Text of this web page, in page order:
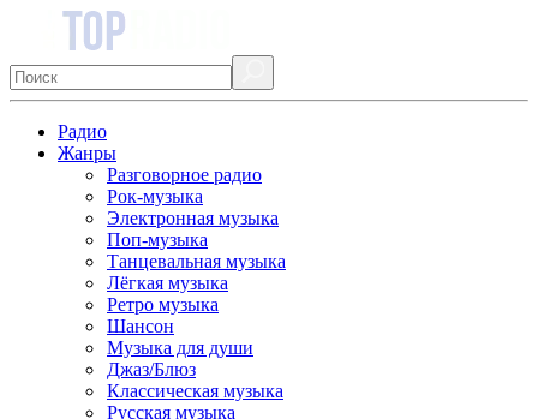
Радио
Жанры
Разговорное радио
Рок-музыка
Электронная музыка
Поп-музыка
Танцевальная музыка
Лёгкая музыка
Ретро музыка
Шансон
Музыка для души
Джаз/Блюз
Классическая музыка
Русская музыка